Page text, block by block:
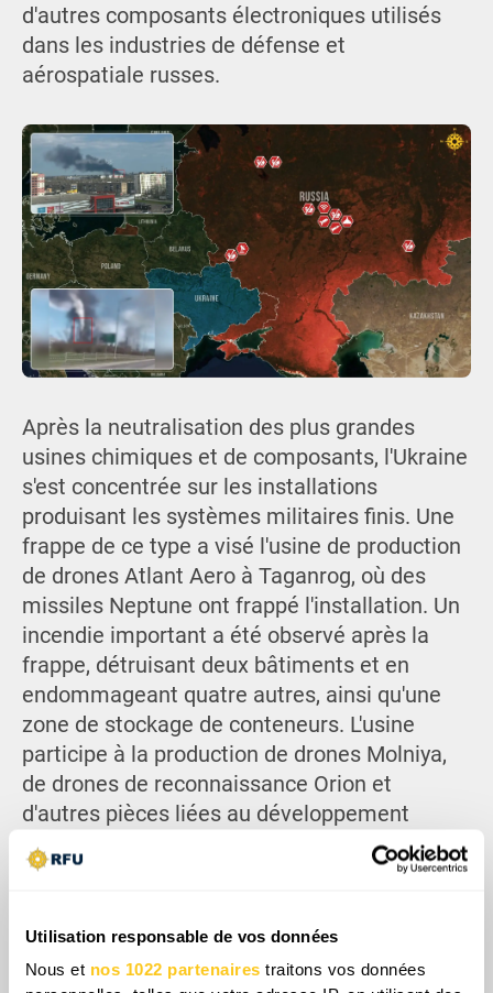
Utilisation responsable de vos données
Nous et nos 1022 partenaires traitons vos données
d'autres composants électroniques utilisés
dans les industries de défense et
aérospatiale russes.
Après la neutralisation des plus grandes
usines chimiques et de composants, l'Ukraine
s'est concentrée sur les installations
produisant les systèmes militaires finis. Une
frappe de ce type a visé l'usine de production
de drones Atlant Aero à Taganrog, où des
missiles Neptune ont frappé l'installation. Un
incendie important a été observé après la
frappe, détruisant deux bâtiments et en
endommageant quatre autres, ainsi qu'une
zone de stockage de conteneurs. L'usine
participe à la production de drones Molniya,
de drones de reconnaissance Orion et
d'autres pièces liées au développement
technologique spatial et aéronautique russe.
Lors d'une frappe distincte dans la même
autre site de production de drones ainsi que
l'usine aéronautique Beriev. L'attaque a